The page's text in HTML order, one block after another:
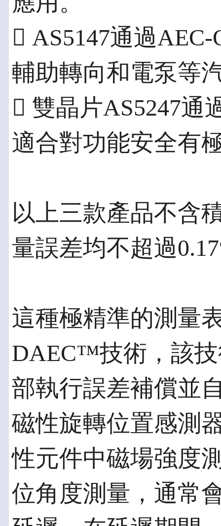
 AS5147通過
輔助轉向和電泵等
 雙晶片AS5247通
適合對功能安全有
以上三款產品不含
量誤差均不超過
這種極精準的測量
DAEC™技術，該
部執行誤差補償並
磁性旋轉位置感測
性元件中磁場強度
位角度測量，通常